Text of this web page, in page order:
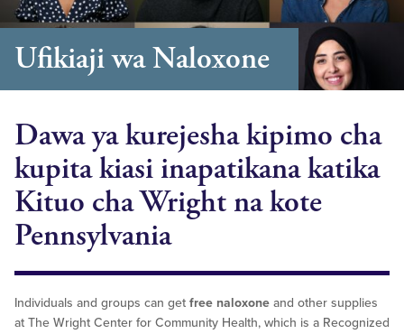
Ufikiaji wa Naloxone
Dawa ya kurejesha kipimo cha
kupita kiasi inapatikana katika
Kituo cha Wright na kote
Pennsylvania
Individuals and groups can get free naloxone and other supplies
at The Wright Center for Community Health, which is a Recognized